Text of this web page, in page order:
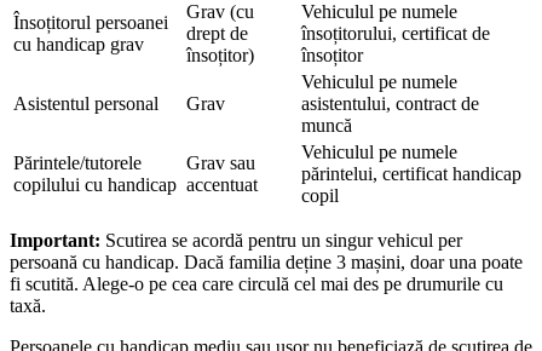
Însoțitorul persoanei
cu handicap grav
Grav (cu
drept de
însoțitor)
Vehiculul pe numele
însoțitorului, certificat de
însoțitor
Asistentul personal Grav
Vehiculul pe numele
asistentului, contract de
muncă
Părintele/tutorele
copilului cu handicap
Grav sau
accentuat
Vehiculul pe numele
părintelui, certificat handicap
copil
Important: Scutirea se acordă pentru un singur vehicul per
persoană cu handicap. Dacă familia deține 3 mașini, doar una poate
fi scutită. Alege-o pe cea care circulă cel mai des pe drumurile cu
taxă.